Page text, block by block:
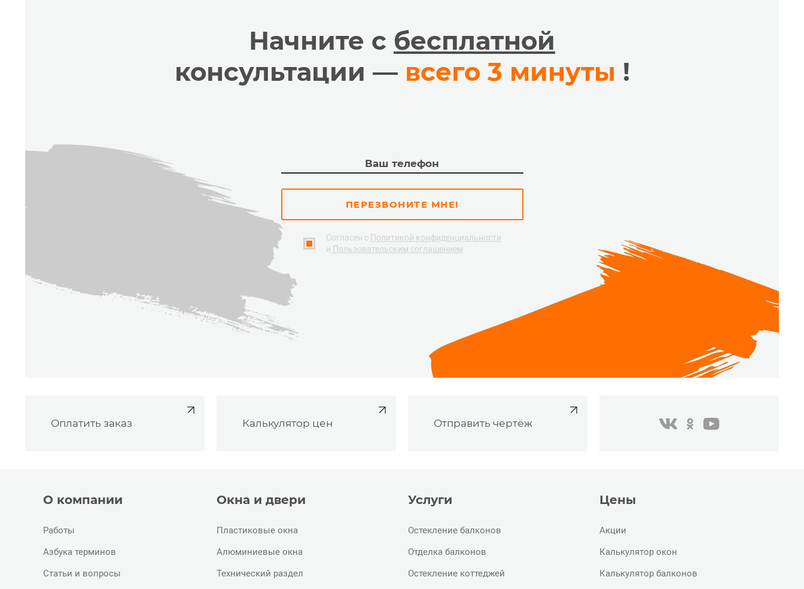
Начните с бесплатной
консультации — всего 3 минуты !
ПЕРЕЗВОНИТЕ МНЕ!
Согласен с Политикой конфиденциальности
и Пользовательским соглашением
Оплатить заказ Калькулятор цен Отправить чертёж в контакте одноклассники youtube
О компании
Работы
Азбука терминов
Статьи и вопросы
Окна и двери
Пластиковые окна
Алюминиевые окна
Технический раздел
Услуги
Остекление балконов
Отделка балконов
Остекление коттеджей
Цены
Акции
Калькулятор окон
Калькулятор балконов